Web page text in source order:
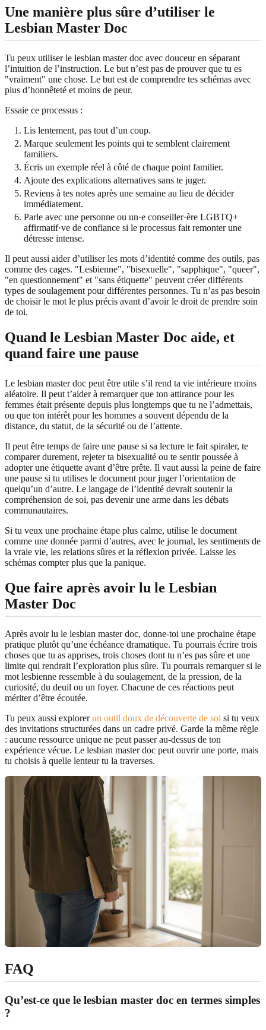
Une manière plus sûre d’utiliser le
Lesbian Master Doc
Tu peux utiliser le lesbian master doc avec douceur en séparant
l’intuition de l’instruction. Le but n’est pas de prouver que tu es
"vraiment" une chose. Le but est de comprendre tes schémas avec
plus d’honnêteté et moins de peur.
Essaie ce processus :
Lis lentement, pas tout d’un coup.
Marque seulement les points qui te semblent clairement
familiers.
Écris un exemple réel à côté de chaque point familier.
Ajoute des explications alternatives sans te juger.
Reviens à tes notes après une semaine au lieu de décider
immédiatement.
Parle avec une personne ou un·e conseiller·ère LGBTQ+
affirmatif·ve de confiance si le processus fait remonter une
détresse intense.
Il peut aussi aider d’utiliser les mots d’identité comme des outils, pas
comme des cages. "Lesbienne", "bisexuelle", "sapphique", "queer",
"en questionnement" et "sans étiquette" peuvent créer différents
types de soulagement pour différentes personnes. Tu n’as pas besoin
de choisir le mot le plus précis avant d’avoir le droit de prendre soin
de toi.
Quand le Lesbian Master Doc aide, et
quand faire une pause
Le lesbian master doc peut être utile s’il rend ta vie intérieure moins
aléatoire. Il peut t’aider à remarquer que ton attirance pour les
femmes était présente depuis plus longtemps que tu ne l’admettais,
ou que ton intérêt pour les hommes a souvent dépendu de la
distance, du statut, de la sécurité ou de l’attente.
Il peut être temps de faire une pause si sa lecture te fait spiraler, te
comparer durement, rejeter ta bisexualité ou te sentir poussée à
adopter une étiquette avant d’être prête. Il vaut aussi la peine de faire
une pause si tu utilises le document pour juger l’orientation de
quelqu’un d’autre. Le langage de l’identité devrait soutenir la
compréhension de soi, pas devenir une arme dans les débats
communautaires.
Si tu veux une prochaine étape plus calme, utilise le document
comme une donnée parmi d’autres, avec le journal, les sentiments de
la vraie vie, les relations sûres et la réflexion privée. Laisse les
schémas compter plus que la panique.
Que faire après avoir lu le Lesbian
Master Doc
Après avoir lu le lesbian master doc, donne-toi une prochaine étape
pratique plutôt qu’une échéance dramatique. Tu pourrais écrire trois
choses que tu as apprises, trois choses dont tu n’es pas sûre et une
limite qui rendrait l’exploration plus sûre. Tu pourrais remarquer si le
mot lesbienne ressemble à du soulagement, de la pression, de la
curiosité, du deuil ou un foyer. Chacune de ces réactions peut
mériter d’être écoutée.
Tu peux aussi explorerun outil doux de découverte de soi si tu veux
des invitations structurées dans un cadre privé. Garde la même règle
: aucune ressource unique ne peut passer au-dessus de ton
expérience vécue. Le lesbian master doc peut ouvrir une porte, mais
tu choisis à quelle lenteur tu la traverses.
FAQ
Qu’est-ce que le lesbian master doc en termes simples
?